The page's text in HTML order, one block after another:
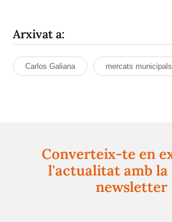
Arxivat a:
Carlos Galiana mercats municipals
Converteix-te en
l'actualitat amb la
newsletter